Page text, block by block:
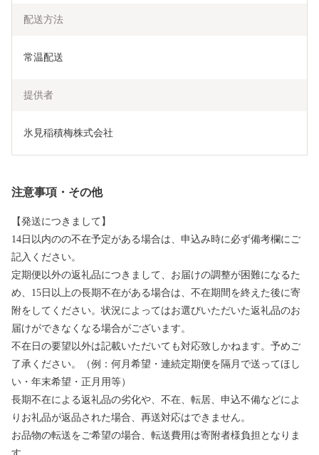
配送方法
常温配送
提供者
氷見稲積梅株式会社
注意事項・その他
【発送につきまして】
14日以内のの不在予定がある場合は、申込み時に必ず備考欄にご
記入ください。
定期便以外の返礼品につきまして、お届けの調整が困難になるた
め、15日以上の長期不在がある場合は、不在期間を終えた後に寄
附をしてください。状況によってはお選びいただいた返礼品のお
届けができなくなる場合がございます。
不在日の要望以外は記載いただいても対応致しかねます。予めご
了承ください。（例：何月希望・連続定期便を隔月で送ってほし
い・年末希望・正月用等）
長期不在による返礼品の劣化や、不在、転居、申込不備などによ
りお礼品が返品された場合、再送対応はできません。
お品物の転送をご希望の場合、転送費用は寄附者様負担となりま